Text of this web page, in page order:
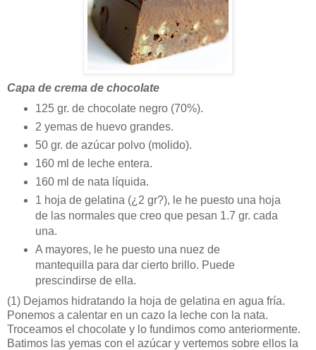
Capa de crema de chocolate
125 gr. de chocolate negro (70%).
2 yemas de huevo grandes.
50 gr. de azúcar polvo (molido).
160 ml de leche entera.
160 ml de nata líquida.
1 hoja de gelatina (¿2 gr?), le he puesto una hoja
de las normales que creo que pesan 1.7 gr. cada
una.
A mayores, le he puesto una nuez de
mantequilla para dar cierto brillo. Puede
prescindirse de ella.
(1) Dejamos hidratando la hoja de gelatina en agua fría.
Ponemos a calentar en un cazo la leche con la nata.
Troceamos el chocolate y lo fundimos como anteriormente.
Batimos las yemas con el azúcar y vertemos sobre ellos la